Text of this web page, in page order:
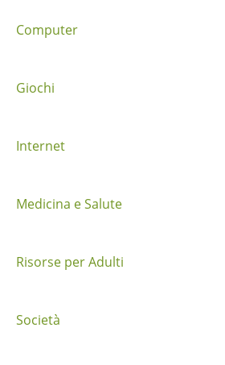
t
a
p
o
t
Computer
Giochi
Internet
Medicina e Salute
Risorse per Adulti
Società